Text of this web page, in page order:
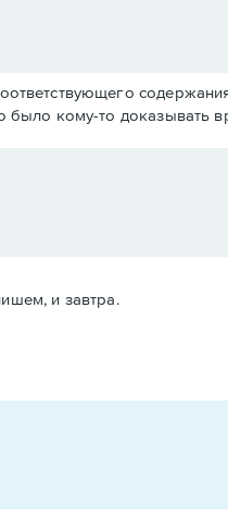
было кому-то доказывать
и завтра.